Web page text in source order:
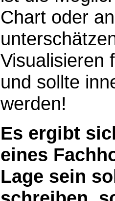
Chart oder
Visualisieren
und sollte
werden!
Es ergibt
eines
Lage sein